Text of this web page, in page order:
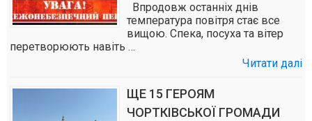
Впродовж останніх днів
температура повітря стає все
вищою. Спека, посуха та вітер
перетворюють навіть …
Читати далі
ЩЕ 15 ГЕРОЯМ
ЧОРТКІВСЬКОЇ ГРОМАДИ